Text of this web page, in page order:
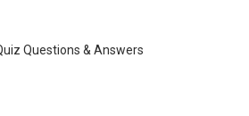
Questions & Answers